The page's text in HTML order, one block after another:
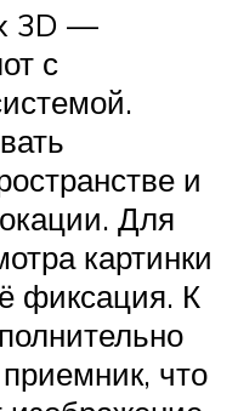
3D —
с
и
Для
картинки
фиксация. К
что